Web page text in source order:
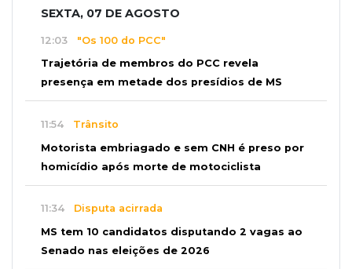
SEXTA, 07 DE AGOSTO
12:03 "Os 100 do PCC"
Trajetória de membros do PCC revela
presença em metade dos presídios de MS
11:54 Trânsito
Motorista embriagado e sem CNH é preso por
homicídio após morte de motociclista
11:34 Disputa acirrada
MS tem 10 candidatos disputando 2 vagas ao
Senado nas eleições de 2026